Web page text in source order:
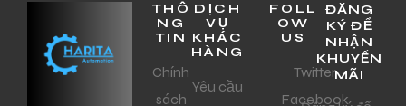
THÔ
NG
TIN
Chính
sách
DỊCH
VỤ
KHÁC
HÀNG
Yêu cầu
FOLL
OW
US
Twitter
Facebook
ĐĂNG
KÝ ĐỂ
NHẬN
KHUYẾN
MÃI